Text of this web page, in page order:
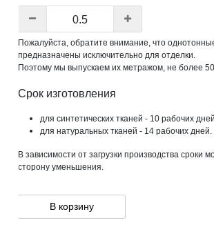
Пожалуйста, обратите внимание, что
предназначены исключительно для отделки.
Поэтому мы выпускаем их метражом, не более
Срок изготовления
для синтетических тканей - 10 рабочих
для натуральных тканей - 14 рабочих дней.
В зависимости от загрузки производства сроки
сторону уменьшения.
В корзину